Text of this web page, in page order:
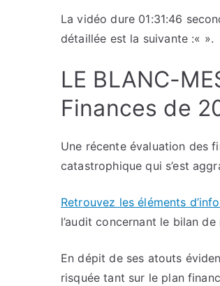
La vidéo dure 01:31:46
détaillée est la suivante :« ».
LE BLANC-
Finances de
Une récente évaluation des
catastrophique qui s’est
Retrouvez les éléments
l’audit concernant le bilan
En dépit de ses atouts
risquée tant sur le plan